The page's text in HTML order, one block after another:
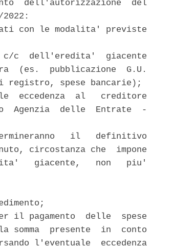
dell'autorizzazione  del
con le modalita' previste
c  dell'eredita'  giacente
(es.  pubblicazione  G.U.
registro, spese bancarie);
eccedenza  al   creditore
Agenzia  delle  Entrate  -
il   definitivo
circostanza che  impone
giacente,   non   piu'
il pagamento  delle  spese
somma  presente  in  conto
l'eventuale  eccedenza